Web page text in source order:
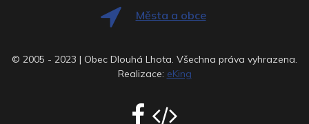
Města a obce
© 2005 - 2023 | Obec Dlouhá Lhota. Všechna práva vyhrazena.
Realizace: eKing